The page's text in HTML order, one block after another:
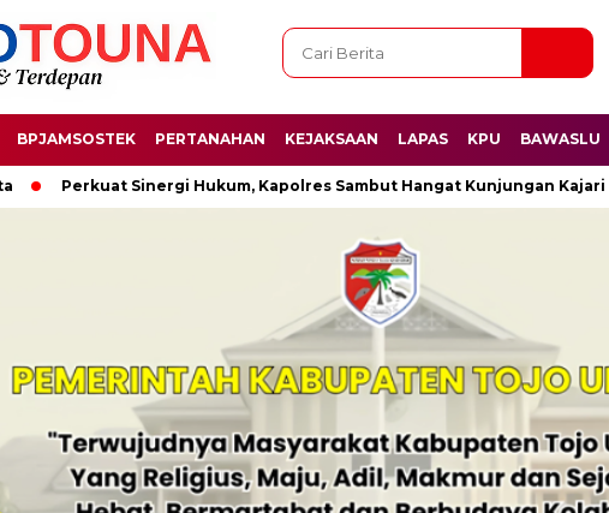
BPJAMSOSTEK PERTANAHAN KEJAKSAAN LAPAS KPU BAWASLU
Perkuat Sinergi Hukum, Kapolres Sambut Hangat Kunjungan Kajari Baru